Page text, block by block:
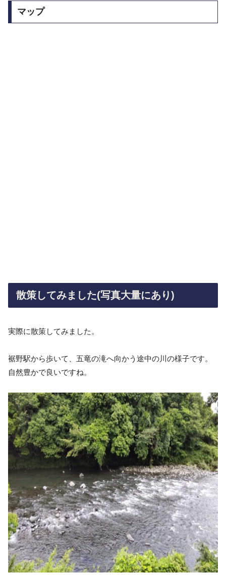
マップ
散策してみました(写真大量にあり)
実際に散策してみました。
裾野駅から歩いて、五竜の滝へ向かう途中の川の様子です。
自然豊かで良いですね。